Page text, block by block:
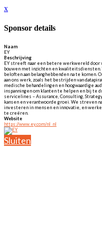
x
Sponsor details
Naam
EY
Beschrijving
EY streeft naar een betere werkwereld
bouwen met inzichten en
beloften aan belanghebbenden na te komen.
aan ons werk, zoals het bestrijden van
medische behandelingen en hoogwaardige
inspanningen om klanten te helpen en bij te
servicelines – Assurance, Consulting,
kansen en verantwoorde groei. We streven
investeren in mensen en innovatie, en
te creëren.
Website
https://www.ey.com/nl_nl
Sluiten